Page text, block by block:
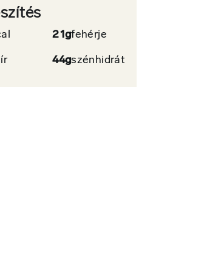
21gfehérje
44gszénhidrát